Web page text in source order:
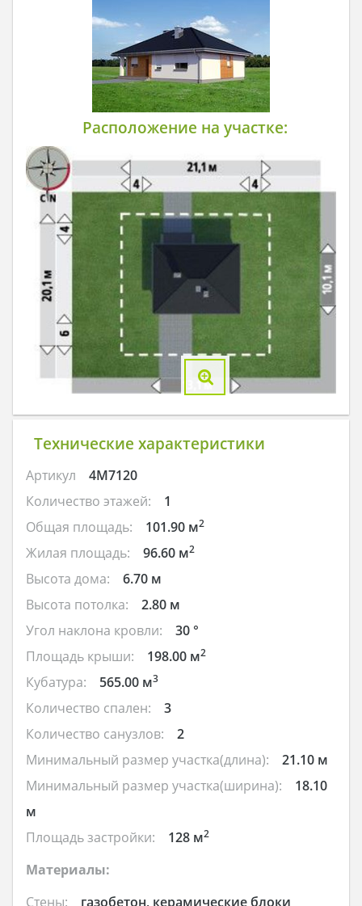
Расположение на участке:
Технические характеристики
Артикул
4M7120
Количество этажей:
1
Общая площадь:
101.90 м2
Жилая площадь: 96.60 м2
Высота дома:
6.70 м
Высота потолка:
2.80 м
Угол наклона кровли:
30 °
Площадь крыши:
198.00 м2
Кубатура: 565.00 м3
Количество спален:
3
Количество санузлов:
2
Минимальный размер участка(длина):
21.10 м
Минимальный размер участка(ширина):
18.10
м
Площадь застройки:
128 м2
Материалы:
Стены:
газобетон, керамические блоки